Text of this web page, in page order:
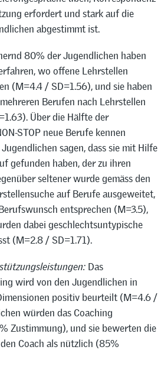
erfordert und stark auf die
abgestimmt ist.
80% der Jugendlichen haben
wo offene Lehrstellen
(M=4.4 / SD=1.56), und sie haben
Berufen nach Lehrstellen
Über die Hälfte der
STOP neue Berufe kennen
sagen, dass sie mit Hilfe
gefunden haben, der zu ihren
seltener wurde gemäss den
auf Berufe ausgeweitet,
entsprechen (M=3.5),
dabei geschlechtsuntypische
(M=2.8 / SD=1.71).
Das
wird von den Jugendlichen in
positiv beurteilt (M=4.6 /
würden das Coaching
Zustimmung), und sie bewerten die
Coach als nützlich (85%